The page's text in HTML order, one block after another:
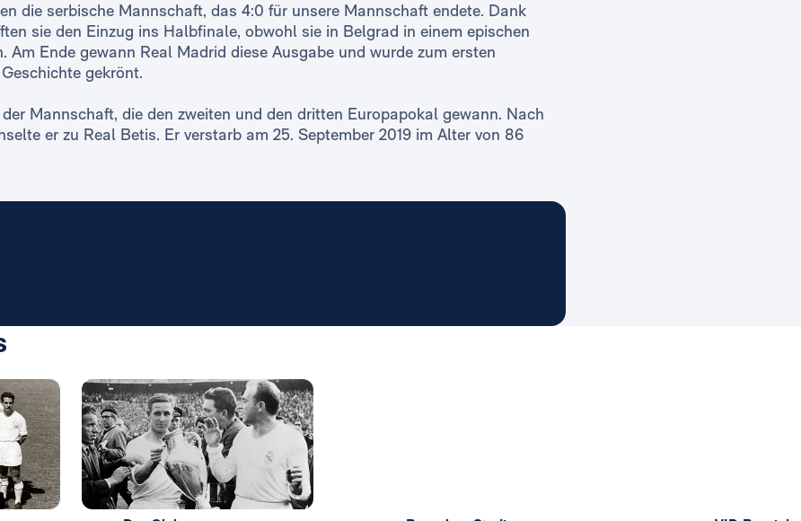
die serbische Mannschaft, das 4:0 für unsere Mannschaft endete. Dank
sie den Einzug ins Halbfinale, obwohl sie in Belgrad in einem epischen
Am Ende gewann Real Madrid diese Ausgabe und wurde zum ersten
gekrönt.
Mannschaft, die den zweiten und den dritten Europapokal gewann. Nach
er zu Real Betis. Er verstarb am 25. September 2019 im Alter von 86
Foto: Real Madrid